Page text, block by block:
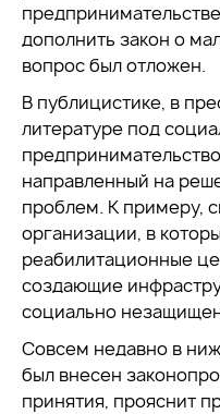
дополнить закон о
вопрос был отложен.
В публицистике, в
литературе под
направленный на
проблем. К примеру,
организации, в
реабилитационные
создающие
социально
Совсем недавно в
был внесен
принятия, прояснит